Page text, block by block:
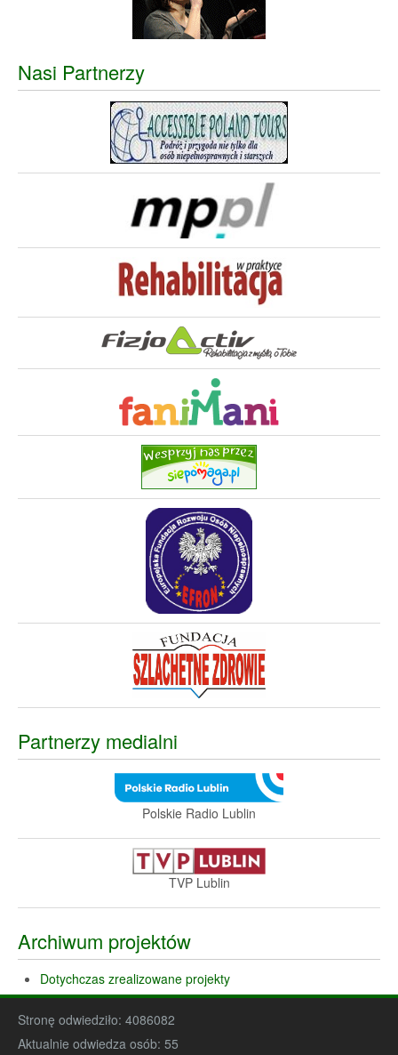
Nasi Partnerzy
Partnerzy medialni
Polskie Radio Lublin
TVP Lublin
Archiwum projektów
Dotychczas zrealizowane projekty
Stronę odwiedziło: 4086082
Aktualnie odwiedza osób: 55